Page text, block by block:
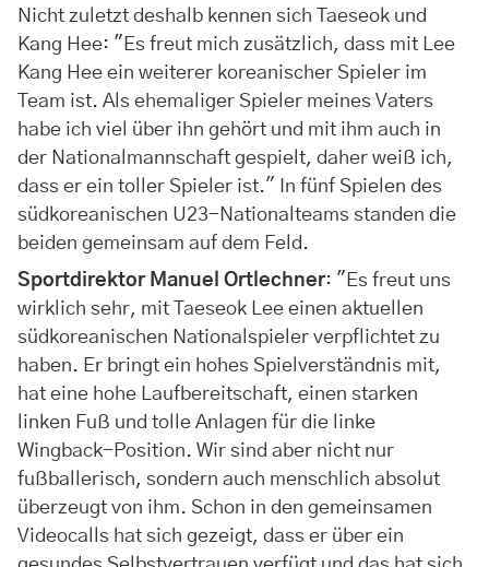
Nicht zuletzt deshalb kennen sich Taeseok und
Kang Hee: "Es freut mich zusätzlich, dass mit Lee
Kang Hee ein weiterer koreanischer Spieler im
Team ist. Als ehemaliger Spieler meines Vaters
habe ich viel über ihn gehört und mit ihm auch in
der Nationalmannschaft gespielt, daher weiß ich,
dass er ein toller Spieler ist." In fünf Spielen des
südkoreanischen U23-Nationalteams standen die
beiden gemeinsam auf dem Feld.
Sportdirektor Manuel Ortlechner: "Es freut uns
wirklich sehr, mit Taeseok Lee einen aktuellen
südkoreanischen Nationalspieler verpflichtet zu
haben. Er bringt ein hohes Spielverständnis mit,
hat eine hohe Laufbereitschaft, einen starken
linken Fuß und tolle Anlagen für die linke
Wingback-Position. Wir sind aber nicht nur
fußballerisch, sondern auch menschlich absolut
überzeugt von ihm. Schon in den gemeinsamen
Videocalls hat sich gezeigt, dass er über ein